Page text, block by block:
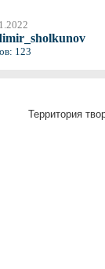
123
Территория